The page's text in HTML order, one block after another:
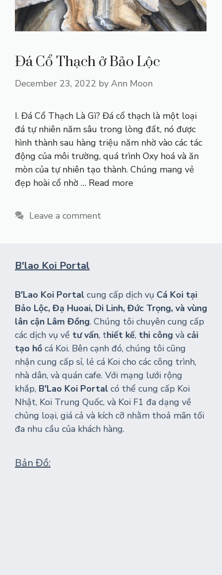
Đá Cổ Thạch ở Bảo Lộc
December 23, 2022 by Ann Moon
I. Đá Cổ Thạch Là Gì? Đá cổ thạch là một loại
đá tự nhiên năm sâu trong lòng đất, nó được
hình thành sau hàng triệu năm nhờ vào các tác
động của môi trường, quá trình Oxy hoá và ăn
mòn của tự nhiên tạo thành. Chúng mang vẻ
đẹp hoài cổ nhờ … Read more
Leave a comment
B'lao Koi Portal
B'Lao Koi Portal cung cấp dịch vụ Cá Koi tại
Bảo Lộc, Đạ Huoai, Di Linh, Đức Trọng, và vùng
lân cận Lâm Đồng. Chúng tôi chuyên cung cấp
các dịch vụ về tư vấn, thiết kế, thi công và cải
tạo hồ cá Koi. Bên cạnh đó, chúng tôi cũng
nhận cung cấp sỉ, lẻ cá Koi cho các công trình,
nhà dân, và quán cafe. Với mạng lưới rộng
khắp, B'Lao Koi Portal có thể cung cấp Koi
Nhật, Koi Trung Quốc, và Koi F1 đa dạng về
chủng loại, giá cả và kích cỡ nhằm thoả mãn tối
đa nhu cầu của khách hàng.
Bản Đồ: